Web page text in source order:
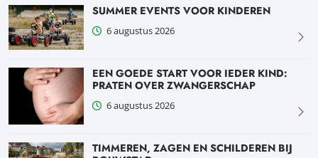
SUMMER EVENTS VOOR KINDEREN
6 augustus 2026
EEN GOEDE START VOOR IEDER KIND:
PRATEN OVER ZWANGERSCHAP
6 augustus 2026
TIMMEREN, ZAGEN EN SCHILDEREN BIJ